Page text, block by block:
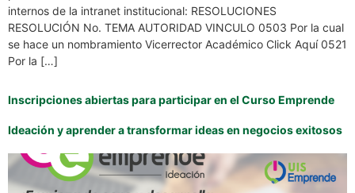
internos de la intranet institucional: RESOLUCIONES
RESOLUCIÓN No. TEMA AUTORIDAD VINCULO 0503 Por la cual
se hace un nombramiento Vicerrector Académico Click Aquí 0521
Por la […]
Inscripciones abiertas para participar en el Curso Emprende
Ideación y aprender a transformar ideas en negocios exitosos